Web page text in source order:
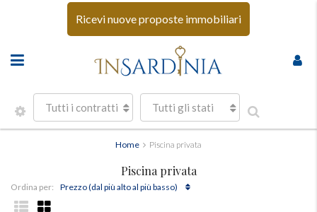
Ricevi nuove proposte immobiliari
Tutti i contratti Tutti gli stati
Home Piscina privata
Piscina privata
Ordina per: Prezzo (dal più alto al più basso)